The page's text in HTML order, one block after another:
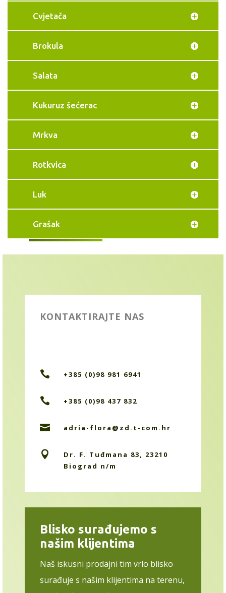
Cvjetača
Brokula
Salata
Kukuruz šećerac
Mrkva
Rotkvica
Luk
Grašak
KONTAKTIRAJTE NAS
 +385 (0)98 981 6941
 +385 (0)98 437 832
 adria-flora@zd.t-com.hr

Dr. F. Tuđmana 83, 23210
Biograd n/m
Blisko surađujemo s
našim klijentima
Naš iskusni prodajni tim vrlo blisko
surađuje s našim klijentima na terenu,